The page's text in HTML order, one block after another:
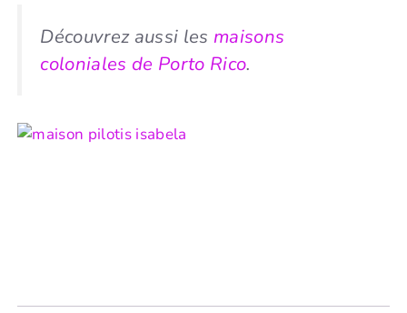
Découvrez aussi les maisons
coloniales de Porto Rico.